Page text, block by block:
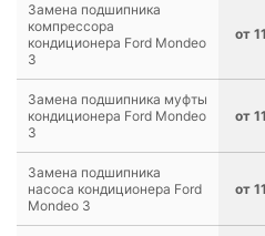
Замена подшипника
компрессора
кондиционера Ford Mondeo
3
от
Замена подшипника муфты
кондиционера Ford Mondeo
3
от
Замена подшипника
насоса кондиционера Ford
Mondeo 3
от